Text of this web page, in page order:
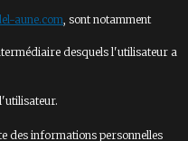
aune.com, sont notamment
desquels l'utilisateur a
des informations personnelles